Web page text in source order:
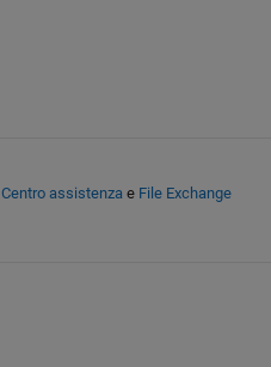
Centro assistenzae File Exchange